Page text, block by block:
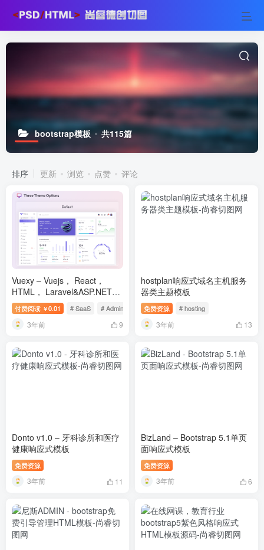
bootstrap模板 共115篇
排序 更新 浏览 点赞 评论
Vuexy – Vuejs， React，
HTML， Laravel&ASP.NET
Admin Dashboard 模板
付费阅读 ￥0.01 # SaaS # Admin模板 # React模板
3年前 9
hostplan响应式域名主机服务
器类主题模板
免费资源 # hosting
3年前 13
Donto v1.0 – 牙科诊所和医疗
健康响应式模板
免费资源
3年前 11
BizLand – Bootstrap 5.1单页
面响应式模板
免费资源
3年前 6